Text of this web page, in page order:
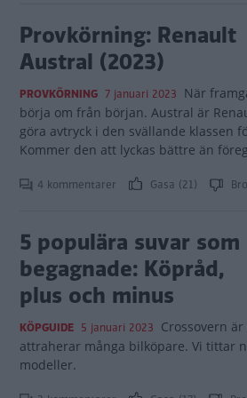
Provkörning: Renault
Austral (2023)
PROVKÖRNING 7 januari 2023 När
börja om från början. Austral är
göra avtryck i den svällande klassen
Kommer den att lyckas bättre än
4 kommentarer Gasa (21)
5 populära suvar som
begagnade: Köpråd,
plus och minus
KÖPGUIDE 5 januari 2023 Crossovern
attraherar många bilköpare. Vi tittar
modeller.